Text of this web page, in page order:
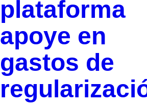
plataforma
apoye en
gastos de